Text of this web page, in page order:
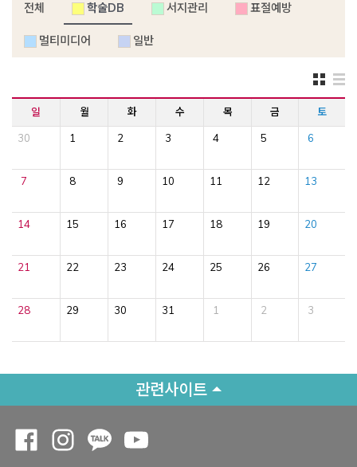
전체 학술DB 서지관리 표절예방
멀티미디어 일반
일 월 화 수 목 금 토
30 1 2 3 4 5 6
7 8 9 10 11 12 13
14 15 16 17 18 19 20
21 22 23 24 25 26 27
28 29 30 31 1 2 3
관련사이트
Opens a new window
Opens a new window
Opens a new window